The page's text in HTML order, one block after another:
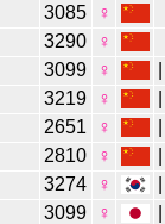
3085
♀
3290
♀
3099 ♀
3219 ♀
2651 ♀
2810 ♀
3274 ♀
3099 ♀